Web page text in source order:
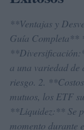
**Ventajas y
Guía Completa**
a una variedad de
riesgo. 2.
mutuos, los ETF
**Liquidez:** Se
momento durante